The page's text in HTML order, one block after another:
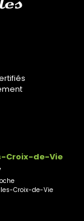
Croix-de-Vie
Croix-de-Vie